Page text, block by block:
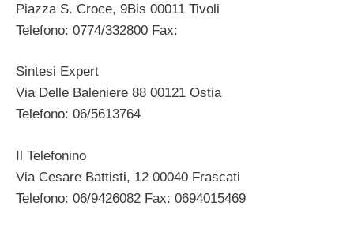
Piazza S. Croce, 9Bis 00011 Tivoli
Telefono: 0774/332800 Fax:
Sintesi Expert
Via Delle Baleniere 88 00121 Ostia
Telefono: 06/5613764
Il Telefonino
Via Cesare Battisti, 12 00040 Frascati
Telefono: 06/9426082 Fax: 0694015469